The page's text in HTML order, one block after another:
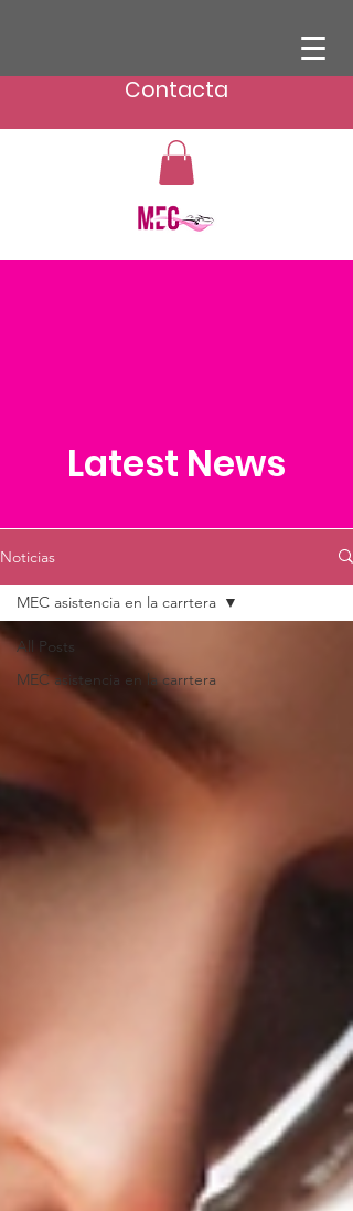
Contacta
Latest News
Noticias
All Posts
MEC asistencia en la carrtera
MEC asistencia en la carrtera